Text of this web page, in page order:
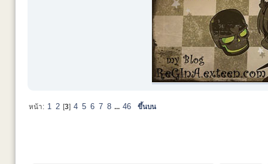
หน้า: 1 2 [3] 4 5 6 7 8 ... 46 ขึ้นบน